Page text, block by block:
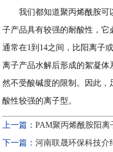
我们都知道聚丙烯酰胺可
子产品具有较强的耐酸性，
通常在1到14之间，比阳离子
离子产品水解后形成的絮凝
然不受酸碱度的限制。因此
酸性较强的离子型。
上一篇：PAM聚丙烯酰胺阳离
下一篇：河南联晟环保科技介